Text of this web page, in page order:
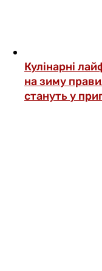
Кулінарні
на зиму
стануть у